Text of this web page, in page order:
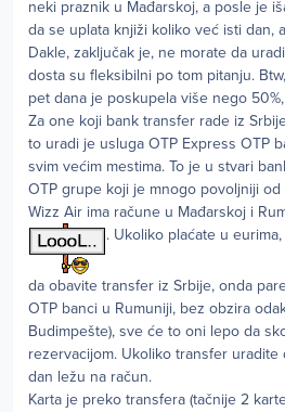
neki praznik u Mađarskoj, a posle je
da se uplata knjiži koliko već isti dan,
Dakle, zaključak je, ne morate da
dosta su fleksibilni po tom pitanju.
pet dana je poskupela više nego
Za one koji bank transfer rade iz
to uradi je usluga OTP Express OTP
svim većim mestima. To je u stvari
OTP grupe koji je mnogo povoljniji
Wizz Air ima račune u Mađarskoj i
. Ukoliko plaćate u
da obavite transfer iz Srbije, onda
OTP banci u Rumuniji, bez obzira
Budimpešte), sve će to oni lepo da
rezervacijom. Ukoliko transfer uradite
dan ležu na račun.
Karta je preko transfera (tačnije 2